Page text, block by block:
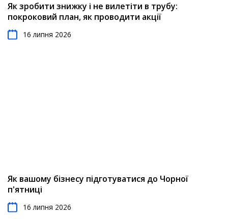
Як зробити знижку і не вилетіти в трубу:
покроковий план, як проводити акції
16 липня 2026
Як вашому бізнесу підготуватися до Чорної
п'ятниці
16 липня 2026